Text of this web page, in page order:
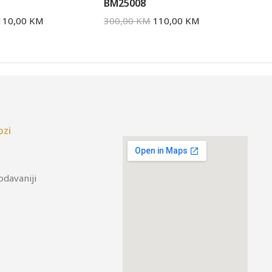
KM
BM25008
300,00KM 110,00 KM